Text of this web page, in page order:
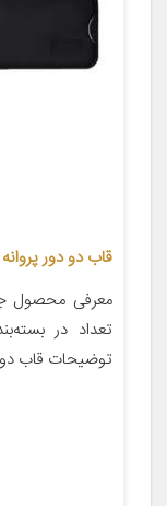
قاب دو دور پروانه کد 2000108 مناسب
معرفی محصول
توضیحات قاب